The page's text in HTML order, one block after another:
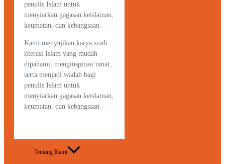
penulis Islam untuk
menyiarkan gagasan keislaman,
keumatan, dan kebangsaan.
Kami menyajikan karya studi
literasi Islam yang mudah
dipahami, menginspirasi umat,
serta menjadi wadah bagi
penulis Islam untuk
menyiarkan gagasan keislaman,
keumatan, dan kebangsaan.
Tentang Kami